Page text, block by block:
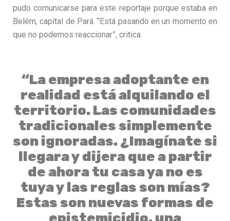
pudo comunicarse para este reportaje porque estaba en
Belém, capital de Pará. “Está pasando en un momento en
que no podemos reaccionar”, critica.
“La empresa adoptante en
realidad está alquilando el
territorio. Las comunidades
tradicionales simplemente
son ignoradas. ¿Imagínate si
llegara y dijera que a partir
de ahora tu casa ya no es
tuya y las reglas son mías?
Estas son nuevas formas de